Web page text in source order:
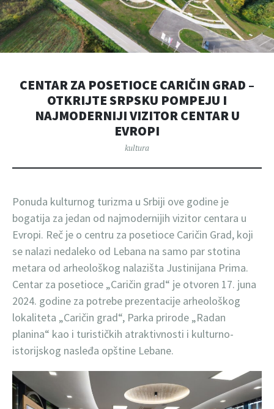
CENTAR ZA POSETIOCE CARIČIN GRAD –
OTKRIJTE SRPSKU POMPEJU I
NAJMODERNIJI VIZITOR CENTAR U
EVROPI
kultura
Ponuda kulturnog turizma u Srbiji ove godine je
bogatija za jedan od najmodernijih vizitor centara u
Evropi. Reč je o centru za posetioce Caričin Grad, koji
se nalazi nedaleko od Lebana na samo par stotina
metara od arheološkog nalazišta Justinijana Prima.
Centar za posetioce „Caričin grad“ je otvoren 17. juna
2024. godine za potrebe prezentacije arheološkog
lokaliteta „Caričin grad“, Parka prirode „Radan
planina“ kao i turističkih atraktivnosti i kulturno-
istorijskog nasleđa opštine Lebane.